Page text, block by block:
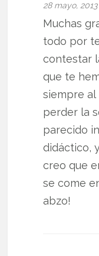
28 mayo, 2013
Muchas
todo por
contestar
que te
siempre al
perder la
parecido
didáctico,
creo que
se come
abzo!